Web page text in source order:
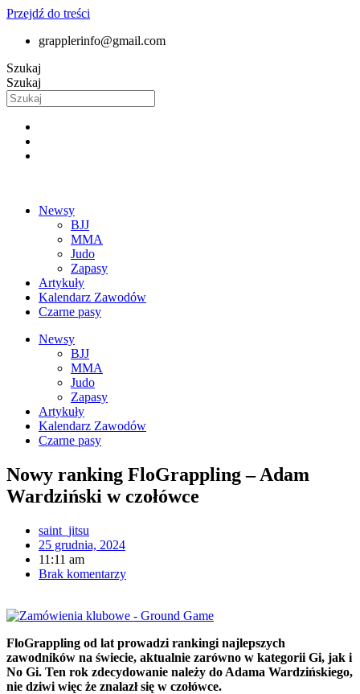
Przejdź do treści
grapplerinfo@gmail.com
Szukaj
Szukaj
Newsy
BJJ
MMA
Judo
Zapasy
Artykuły
Kalendarz Zawodów
Czarne pasy
Newsy
BJJ
MMA
Judo
Zapasy
Artykuły
Kalendarz Zawodów
Czarne pasy
Nowy ranking FloGrappling – Adam
Wardziński w czołówce
saint_jitsu
25 grudnia, 2024
11:11 am
Brak komentarzy
FloGrappling od lat prowadzi rankingi najlepszych
zawodników na świecie, aktualnie zarówno w kategorii Gi, jak i
No Gi. Ten rok zdecydowanie należy do Adama Wardzińskiego,
nie dziwi więc że znalazł się w czołówce.